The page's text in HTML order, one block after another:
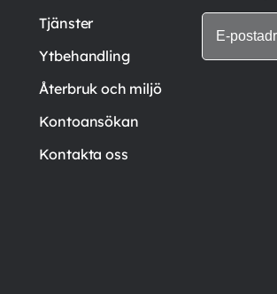
Tjänster
Ytbehandling
Återbruk och miljö
Kontoansökan
Kontakta oss